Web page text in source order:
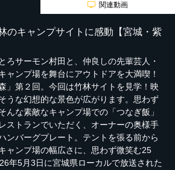
関連動画
のキャンプサイトに感動【宮城・紫
ろサーモン村田と、仲良しの先輩芸人・
ャンプ場を舞台にアウトドアを大満喫！
」第２回。今回は竹林サイトを見学！映
うな幻想的な景色が広がります。思わず
んな素敵なキャンプ場での「つなぎ飯」
ストランでいただく、オーナーの奥様手
ンバーグプレート。テントを張る前から
ャンプ場の幅広さに、思わず微笑む25
年5月3日に宮城県ローカルで放送された